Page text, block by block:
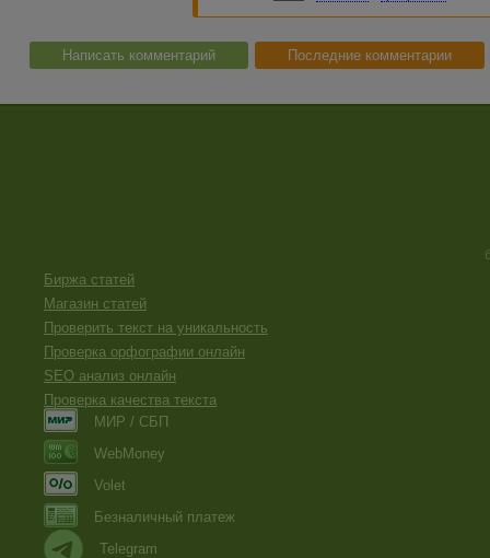
Написать комментарий Последние комментарии
Биржа статей
Магазин статей
Проверить текст на уникальность
Проверка орфографии онлайн
SEO анализ онлайн
Проверка качества текста
МИР / СБП
WebMoney
Volet
Безналичный платеж
Telegram